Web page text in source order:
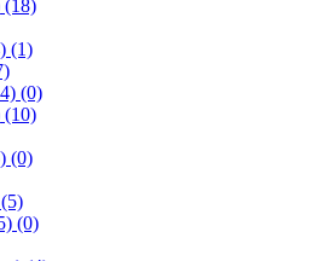
(18)
(1)
(0)
(10)
(0)
(5)
(0)